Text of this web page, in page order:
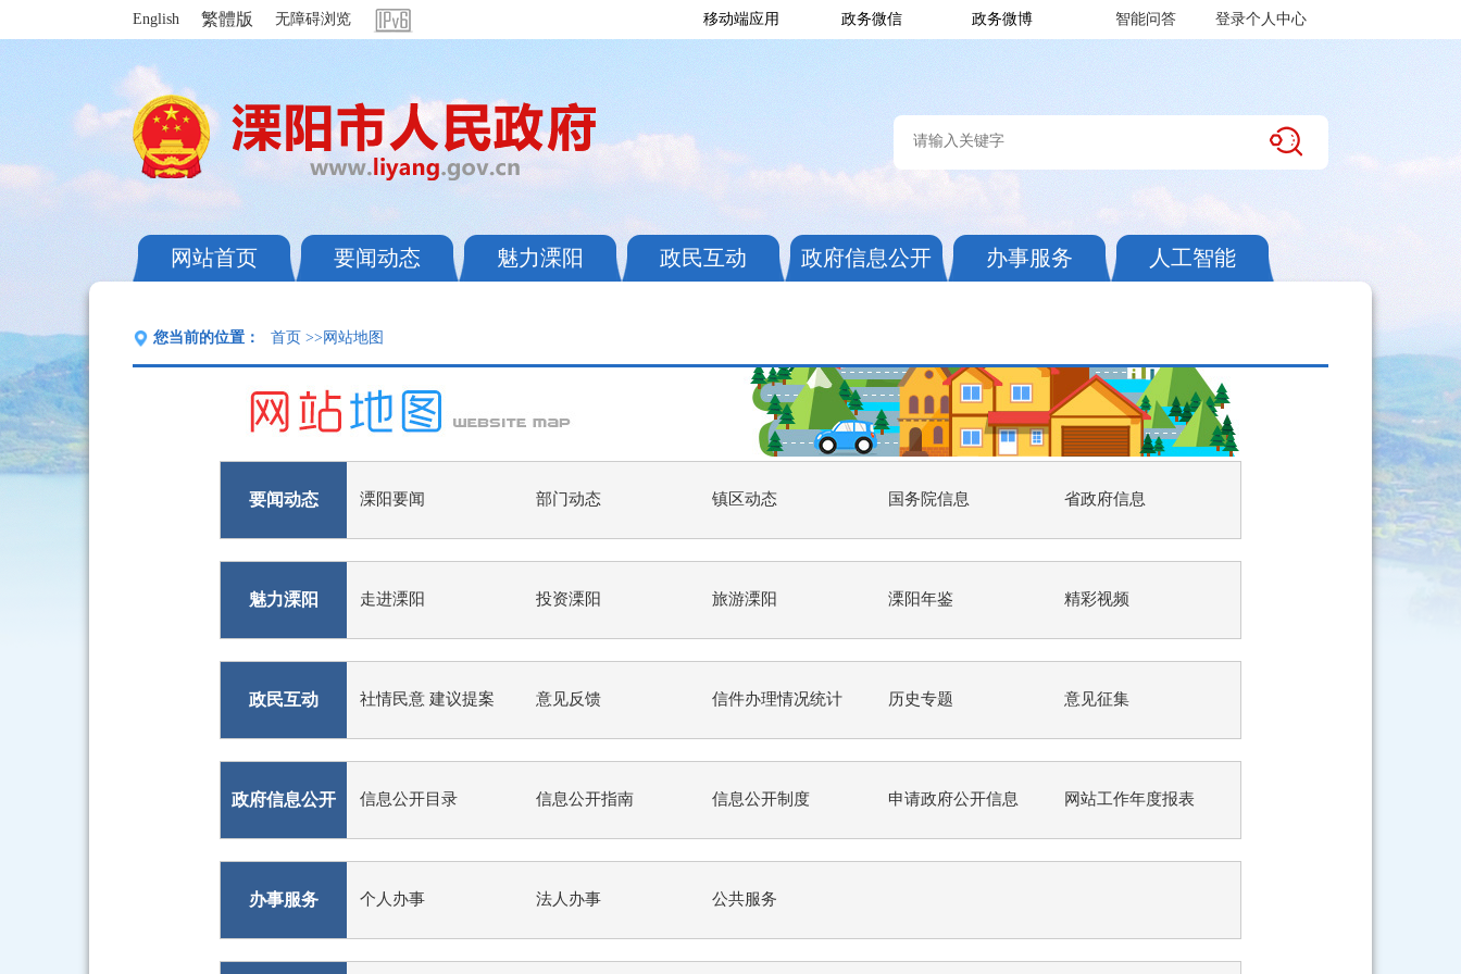
English 繁體版 无障碍浏览 移动端应用 政务微信 政务微博 智能问答 登录个人中心
网站首页 要闻动态 魅力溧阳 政民互动 政府信息公开 办事服务 人工智能
您当前的位置： 首页 >>网站地图
要闻动态 溧阳要闻 部门动态 镇区动态 国务院信息 省政府信息
魅力溧阳 走进溧阳 投资溧阳 旅游溧阳 溧阳年鉴 精彩视频
政民互动 社情民意 建议提案 意见反馈 信件办理情况统计 历史专题 意见征集
政府信息公开 信息公开目录 信息公开指南 信息公开制度 申请政府公开信息 网站工作年度报表
办事服务 个人办事 法人办事 公共服务